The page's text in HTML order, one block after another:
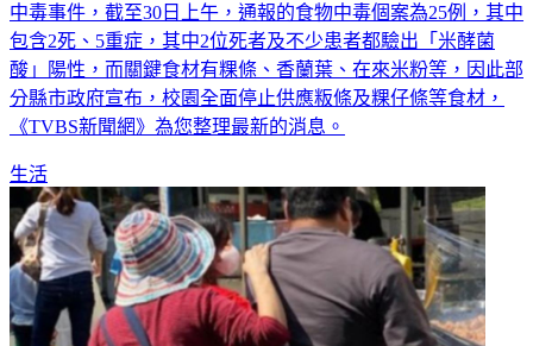
包含2死、5重症，其中2位死者及不少患者都驗出「米酵菌
酸」陽性，而關鍵食材有粿條、香蘭葉、在來米粉等，因此部
分縣市政府宣布，校園全面停止供應粄條及粿仔條等食材，
《TVBS新聞網》為您整理最新的消息。